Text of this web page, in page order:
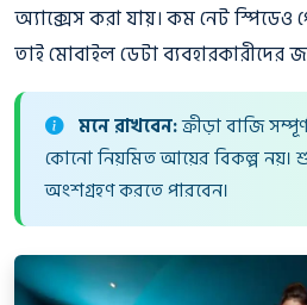
অ্যাক্সেস করা যায়। কম নেট
তাই মোবাইল ডেটা ব্যবহারকারীদের
মনে রাখবেন:ক্রীড়া বাজি
কোনো নিয়মিত আয়ের বিকল্প নয়।
অংশগ্রহণ করতে পারবেন।